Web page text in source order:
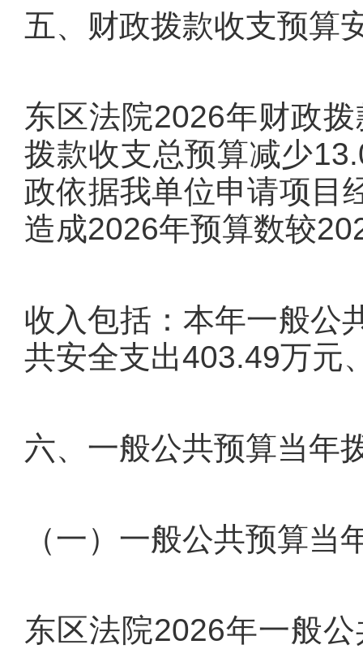
五、财政拨款收支预算
东区法院2026年财政
拨款收支总预算减少
政依据我单位申请项目
造成2026年预算数较
收入包括：本年一般公
共安全支出403.49万元
六、一般公共预算当年
（一）一般公共预算当
东区法院2026年一般